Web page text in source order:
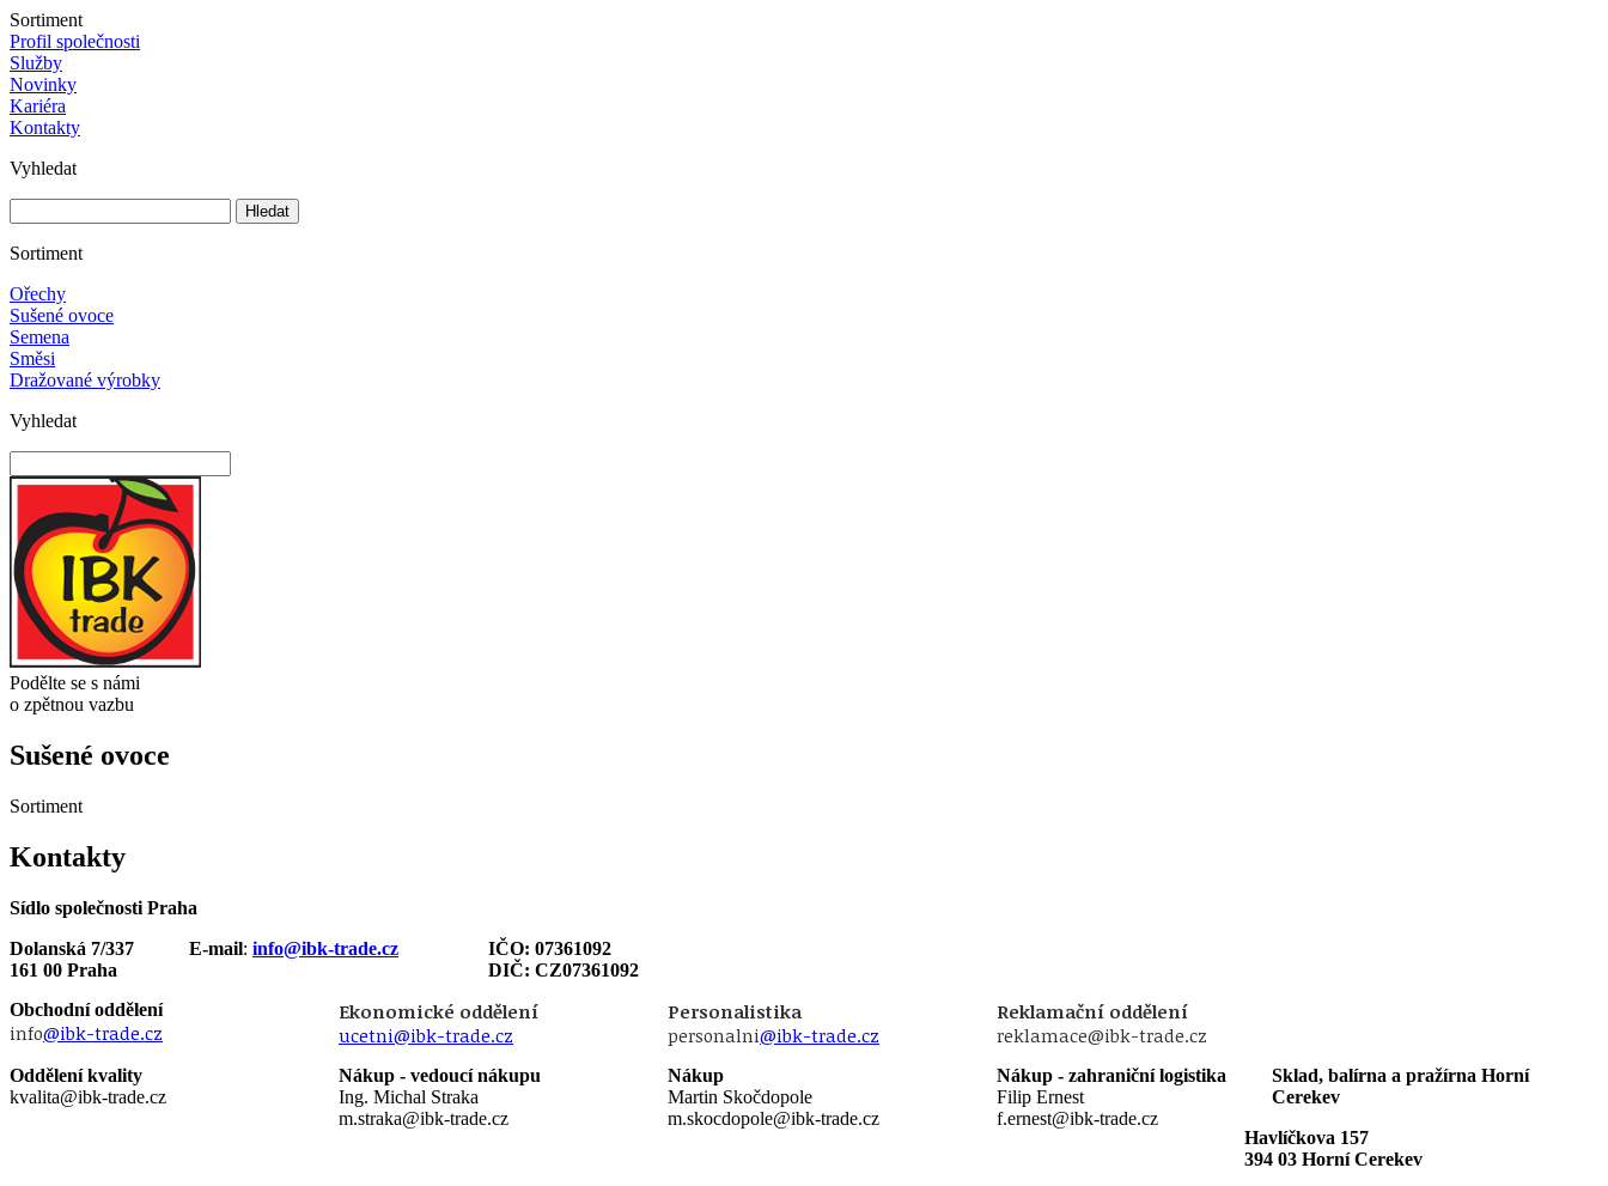
Sortiment
Profil společnosti
Služby
Novinky
Kariéra
Kontakty
Vyhledat
Sortiment
Ořechy
Sušené ovoce
Semena
Směsi
Dražované výrobky
Vyhledat
Podělte se s námi
o zpětnou vazbu
Sušené ovoce
Sortiment
Kontakty
Sídlo společnosti Praha
Dolanská 7/337
161 00 Praha
E-mail: info@ibk-trade.cz
IČO: 07361092
DIČ: CZ07361092
Obchodní oddělení
info@ibk-trade.cz
Ekonomické oddělení
ucetni@ibk-trade.cz
Personalistika
personalni@ibk-trade.cz
Reklamační oddělení
reklamace@ibk-trade.cz
Oddělení kvality
kvalita@ibk-trade.cz
Nákup - vedoucí nákupu
Ing. Michal Straka
m.straka@ibk-trade.cz
Nákup
Martin Skočdopole
m.skocdopole@ibk-trade.cz
Nákup - zahraniční logistika
Filip Ernest
f.ernest@ibk-trade.cz
Sklad, balírna a pražírna Horní
Cerekev
Havlíčkova 157
394 03 Horní Cerekev